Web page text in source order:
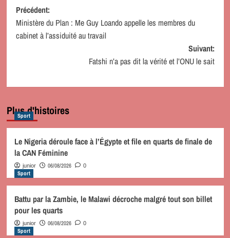
Navigation
d’article
Précédent:
Ministère du Plan : Me Guy Loando appelle les membres du
cabinet à l’assiduité au travail
Suivant:
Fatshi n’a pas dit la vérité et l’ONU le sait
Plus d'histoires
Sport
Le Nigeria déroule face à l’Égypte et file en quarts de finale de
la CAN Féminine
junior 06/08/2026 0
Sport
Battu par la Zambie, le Malawi décroche malgré tout son billet
pour les quarts
junior 06/08/2026 0
Sport